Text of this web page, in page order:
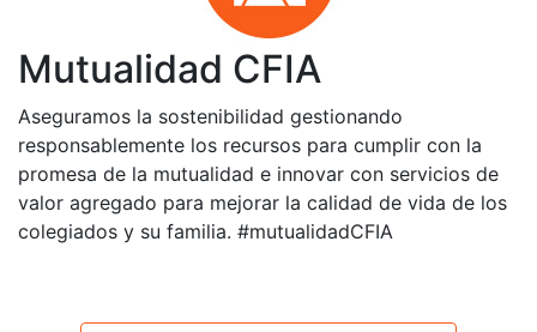
Mutualidad CFIA
Aseguramos la sostenibilidad gestionando
responsablemente los recursos para cumplir con la
promesa de la mutualidad e innovar con servicios de
valor agregado para mejorar la calidad de vida de los
colegiados y su familia. #mutualidadCFIA